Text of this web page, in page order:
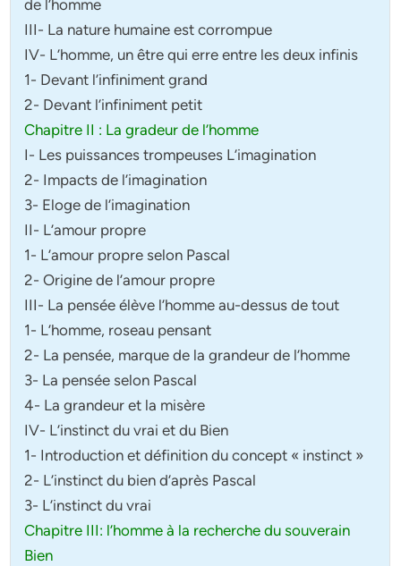
de l’homme
III- La nature humaine est corrompue
IV- L’homme, un être qui erre entre les deux infinis
1- Devant l’infiniment grand
2- Devant l’infiniment petit
Chapitre II : La gradeur de l’homme
I- Les puissances trompeuses L’imagination
2- Impacts de l’imagination
3- Eloge de l’imagination
II- L’amour propre
1- L’amour propre selon Pascal
2- Origine de l’amour propre
III- La pensée élève l’homme au-dessus de tout
1- L’homme, roseau pensant
2- La pensée, marque de la grandeur de l’homme
3- La pensée selon Pascal
4- La grandeur et la misère
IV- L’instinct du vrai et du Bien
1- Introduction et définition du concept « instinct »
2- L’instinct du bien d’après Pascal
3- L’instinct du vrai
Chapitre III: l’homme à la recherche du souverain
Bien